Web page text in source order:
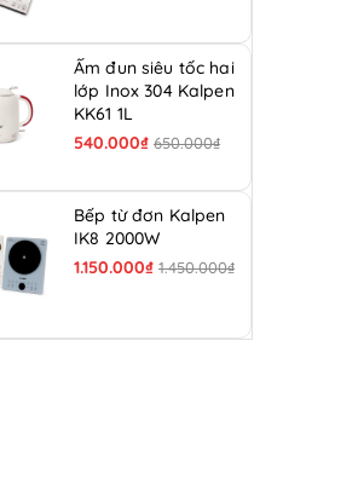
Ấm đun siêu tốc hai
lớp Inox 304 Kalpen
KK61 1L
540.000₫ 650.000₫
Bếp từ đơn Kalpen
IK8 2000W
1.150.000₫ 1.450.000₫